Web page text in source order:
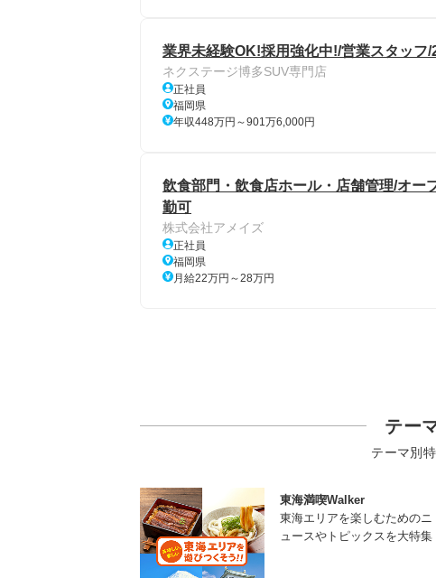
業界未経験OK!採用強化中!/営業スタッフ
ネクステージ博多SUV専門店
正社員
福岡県
年収448万円～901万6,000円
飲食部門・飲食店ホール・店舗管理/オー
勤可
株式会社アメイズ
正社員
福岡県
月給22万円～28万円
テー
テーマ別
東海満喫Walker
東海エリアを楽しむためのニ
ュースやトピックスを大特集